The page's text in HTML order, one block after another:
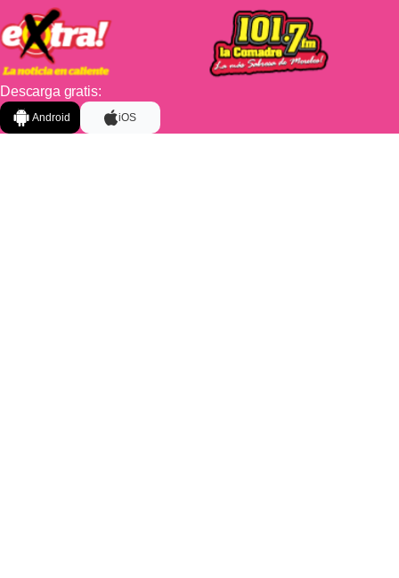
Descarga gratis:
Android iOS